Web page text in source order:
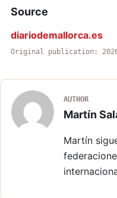
Source
diariodemallorca.es
Original publication:
AUTHOR
Martín
Martín